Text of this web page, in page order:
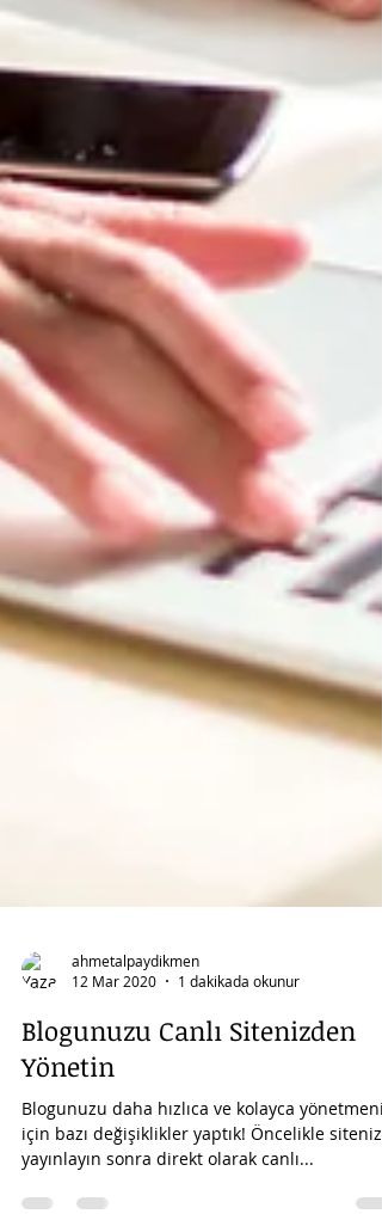
ahmetalpaydikmen
12 Mar 2020
1 dakikada okunur
Blogunuzu Canlı Sitenizden
Yönetin
Blogunuzu daha hızlıca ve kolayca yönetmeniz
için bazı değişiklikler yaptık! Öncelikle sitenizi